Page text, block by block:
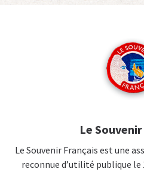
Le
Le Souvenir Français est une
reconnue d’utilité publique le